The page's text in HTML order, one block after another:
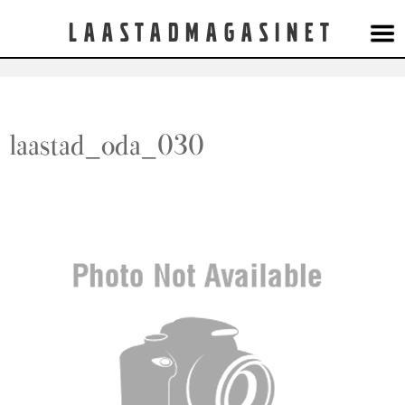
Laastadmagasinet
laastad_oda_030